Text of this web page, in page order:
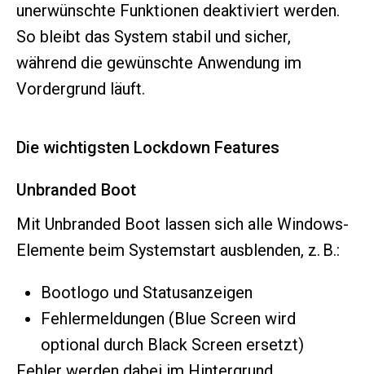
unerwünschte Funktionen deaktiviert werden.
So bleibt das System stabil und sicher,
während die gewünschte Anwendung im
Vordergrund läuft.
Die wichtigsten Lockdown Features
Unbranded Boot
Mit Unbranded Boot lassen sich alle Windows-
Elemente beim Systemstart ausblenden, z. B.:
Bootlogo und Statusanzeigen
Fehlermeldungen (Blue Screen wird
optional durch Black Screen ersetzt)